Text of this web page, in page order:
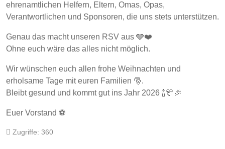
ehrenamtlichen Helfern, Eltern, Omas, Opas,
Verantwortlichen und Sponsoren, die uns stets unterstützen.
Genau das macht unseren RSV aus 🩶❤️
Ohne euch wäre das alles nicht möglich.
Wir wünschen euch allen frohe Weihnachten und
erholsame Tage mit euren Familien 🎅.
Bleibt gesund und kommt gut ins Jahr 2026 🍾🎊🎉
Euer Vorstand ⚽️
Zugriffe: 360